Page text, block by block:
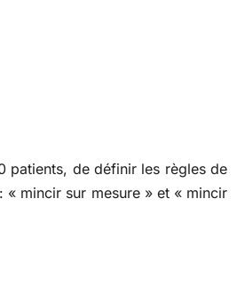
patients, de définir les règles de
mincir sur mesure » et « mincir